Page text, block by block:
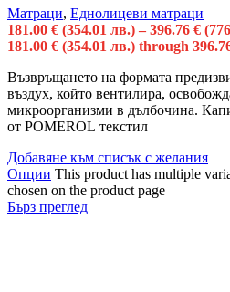
Матраци, Еднолицеви матраци
181.00 € (354.01 лв.) – 396.76 €
181.00 € (354.01 лв.) through
Възвръщането на формата
въздух, който вентилира,
микроорганизми в дълбочина.
от POMEROL текстил
Добавяне към списък с желания
Опции This product has multiple
chosen on the product page
Бърз преглед